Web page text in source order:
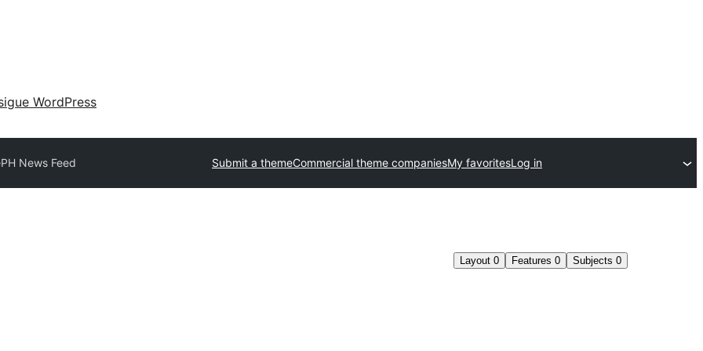
WordPress
PH News Feed Submit a themeCommercial theme companiesMy favoritesLog in
Layout 0 Features 0 Subjects 0